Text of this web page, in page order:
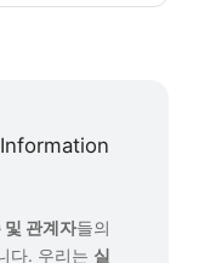
및 관계자들의
다. 우리는 실